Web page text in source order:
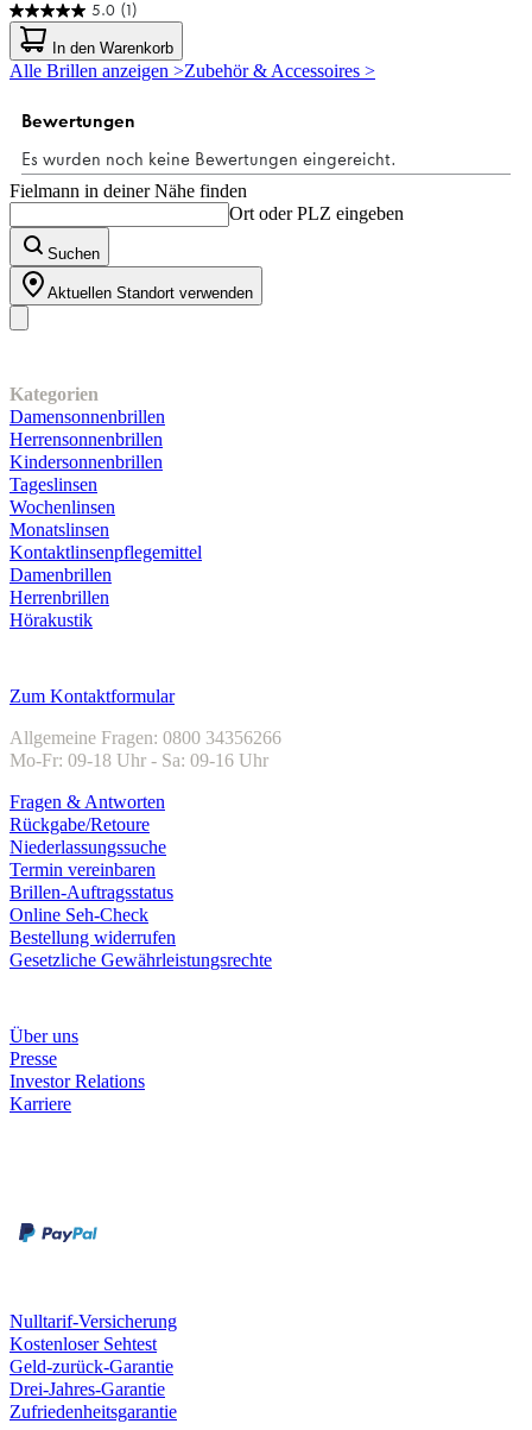
5.0 (1)
5.0
von
5
Sternen.
Bewertung
In den Warenkorb
Alle Brillen anzeigen >Zubehör & Accessoires >
Fielmann in deiner Nähe finden
Ort oder PLZ eingeben
Suchen
Aktuellen Standort verwenden
Kategorien
Damensonnenbrillen
Herrensonnenbrillen
Kindersonnenbrillen
Tageslinsen
Wochenlinsen
Monatslinsen
Kontaktlinsenpflegemittel
Damenbrillen
Herrenbrillen
Hörakustik
Zum Kontaktformular
Allgemeine Fragen: 0800 34356266
Mo-Fr: 09-18 Uhr - Sa: 09-16 Uhr
Fragen & Antworten
Rückgabe/Retoure
Niederlassungssuche
Termin vereinbaren
Brillen-Auftragsstatus
Online Seh-Check
Bestellung widerrufen
Gesetzliche Gewährleistungsrechte
Über uns
Presse
Investor Relations
Karriere
Nulltarif-Versicherung
Kostenloser Sehtest
Geld-zurück-Garantie
Drei-Jahres-Garantie
Zufriedenheitsgarantie